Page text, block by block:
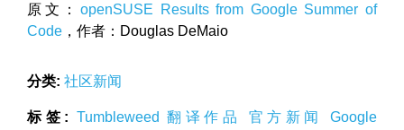
原文： openSUSE Results from Google Summer of
Code ，作者：Douglas DeMaio
分类: 社区新闻
标签: Tumbleweed 翻译作品 官方新闻 Google